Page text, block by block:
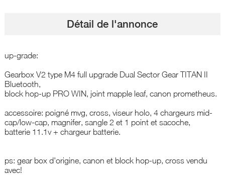
Détail de l'annonce
up-grade:
Gearbox V2 type M4 full upgrade Dual Sector Gear TITAN II
Bluetooth,
block hop-up PRO WIN, joint mapple leaf, canon prometheus.
accessoire: poigné mvg, cross, viseur holo, 4 chargeurs mid-
cap/low-cap, magnifer, sangle 2 et 1 point et sacoche,
batterie 11.1v + chargeur batterie.
ps: gear box d'origine, canon et block hop-up, cross vendu
avec!